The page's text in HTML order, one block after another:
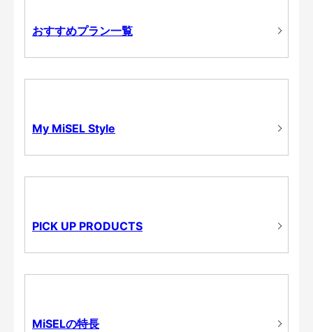
おすすめプラン一覧
My MiSEL Style
PICK UP PRODUCTS
MiSELの特長